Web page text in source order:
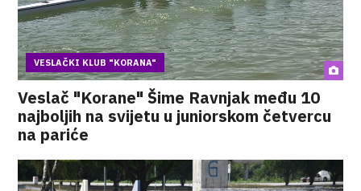
VESLAČKI KLUB "KORANA"
Veslač "Korane" Šime Ravnjak među 10
najboljih na svijetu u juniorskom četvercu
na pariće